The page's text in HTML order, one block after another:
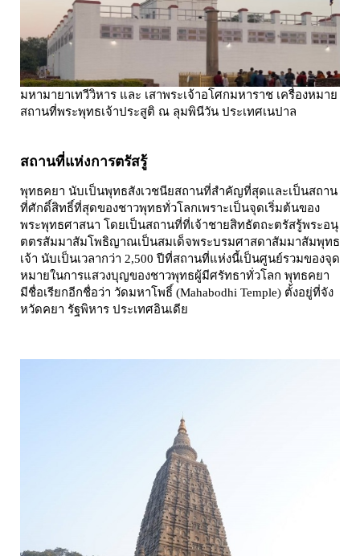
มหามายาเทวีวิหาร และ เสาพระเจ้าอโศกมหาราช เครื่องหมาย
สถานที่พระพุทธเจ้าประสูติ ณ ลุมพินีวัน ประเทศเนปาล
สถานที่แห่งการตรัสรู้
พุทธคยา นับเป็นพุทธสังเวชนียสถานที่สำคัญที่สุดและเป็นสถาน
ที่ศักดิ์สิทธิ์ที่สุดของชาวพุทธทั่วโลกเพราะเป็นจุดเริ่มต้นของ
พระพุทธศาสนา โดยเป็นสถานที่ที่เจ้าชายสิทธัตถะตรัสรู้พระอนุ
ตตรสัมมาสัมโพธิญาณเป็นสมเด็จพระบรมศาสดาสัมมาสัมพุทธ
เจ้า นับเป็นเวลากว่า 2,500 ปีที่สถานที่แห่งนี้เป็นศูนย์รวมของจุด
หมายในการแสวงบุญของชาวพุทธผู้มีศรัทธาทั่วโลก พุทธคยา
มีชื่อเรียกอีกชื่อว่า วัดมหาโพธิ์ (Mahabodhi Temple) ตั้งอยู่ที่จัง
หวัดคยา รัฐพิหาร ประเทศอินเดีย